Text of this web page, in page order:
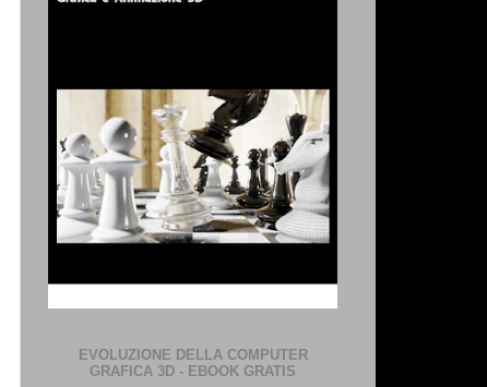
EVOLUZIONE DELLA COMPUTER
GRAFICA 3D - EBOOK GRATIS